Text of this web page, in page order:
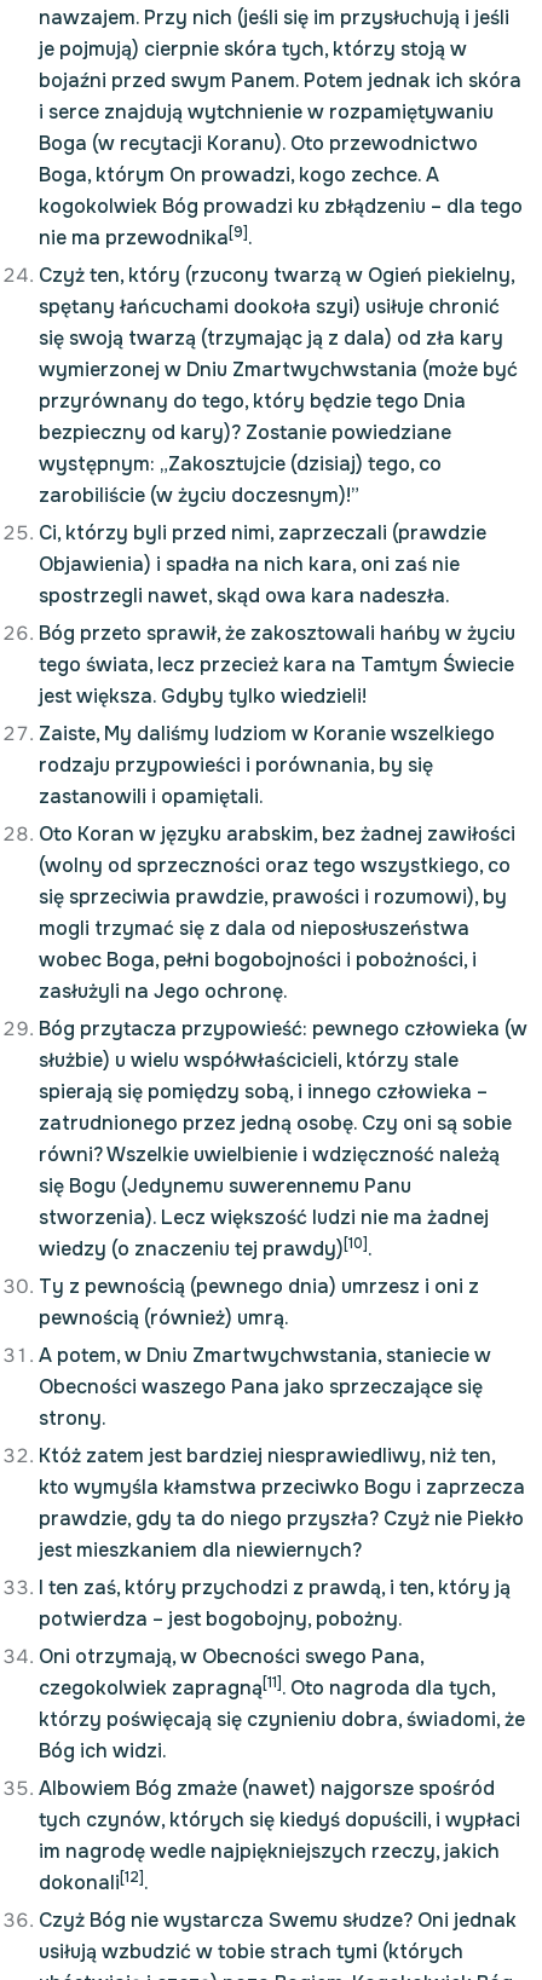
nawzajem. Przy nich (jeśli się im przysłuchują i jeśli
je pojmują) cierpnie skóra tych, którzy stoją w
bojaźni przed swym Panem. Potem jednak ich skóra
i serce znajdują wytchnienie w rozpamiętywaniu
Boga (w recytacji Koranu). Oto przewodnictwo
Boga, którym On prowadzi, kogo zechce. A
kogokolwiek Bóg prowadzi ku zbłądzeniu – dla tego
nie ma przewodnika[9].
Czyż ten, który (rzucony twarzą w Ogień piekielny,
spętany łańcuchami dookoła szyi) usiłuje chronić
się swoją twarzą (trzymając ją z dala) od zła kary
wymierzonej w Dniu Zmartwychwstania (może być
przyrównany do tego, który będzie tego Dnia
bezpieczny od kary)? Zostanie powiedziane
występnym: „Zakosztujcie (dzisiaj) tego, co
zarobiliście (w życiu doczesnym)!”
Ci, którzy byli przed nimi, zaprzeczali (prawdzie
Objawienia) i spadła na nich kara, oni zaś nie
spostrzegli nawet, skąd owa kara nadeszła.
Bóg przeto sprawił, że zakosztowali hańby w życiu
tego świata, lecz przecież kara na Tamtym Świecie
jest większa. Gdyby tylko wiedzieli!
Zaiste, My daliśmy ludziom w Koranie wszelkiego
rodzaju przypowieści i porównania, by się
zastanowili i opamiętali.
Oto Koran w języku arabskim, bez żadnej zawiłości
(wolny od sprzeczności oraz tego wszystkiego, co
się sprzeciwia prawdzie, prawości i rozumowi), by
mogli trzymać się z dala od nieposłuszeństwa
wobec Boga, pełni bogobojności i pobożności, i
zasłużyli na Jego ochronę.
Bóg przytacza przypowieść: pewnego człowieka (w
służbie) u wielu współwłaścicieli, którzy stale
spierają się pomiędzy sobą, i innego człowieka –
zatrudnionego przez jedną osobę. Czy oni są sobie
równi? Wszelkie uwielbienie i wdzięczność należą
się Bogu (Jedynemu suwerennemu Panu
stworzenia). Lecz większość ludzi nie ma żadnej
wiedzy (o znaczeniu tej prawdy)[10].
Ty z pewnością (pewnego dnia) umrzesz i oni z
pewnością (również) umrą.
A potem, w Dniu Zmartwychwstania, staniecie w
Obecności waszego Pana jako sprzeczające się
strony.
Któż zatem jest bardziej niesprawiedliwy, niż ten,
kto wymyśla kłamstwa przeciwko Bogu i zaprzecza
prawdzie, gdy ta do niego przyszła? Czyż nie Piekło
jest mieszkaniem dla niewiernych?
I ten zaś, który przychodzi z prawdą, i ten, który ją
potwierdza – jest bogobojny, pobożny.
Oni otrzymają, w Obecności swego Pana,
czegokolwiek zapragną[11]. Oto nagroda dla tych,
którzy poświęcają się czynieniu dobra, świadomi, że
Bóg ich widzi.
Albowiem Bóg zmaże (nawet) najgorsze spośród
tych czynów, których się kiedyś dopuścili, i wypłaci
im nagrodę wedle najpiękniejszych rzeczy, jakich
dokonali[12].
Czyż Bóg nie wystarcza Swemu słudze? Oni jednak
usiłują wzbudzić w tobie strach tymi (których